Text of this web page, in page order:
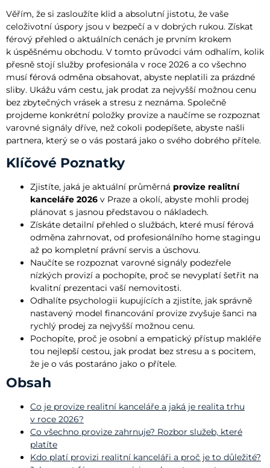
Věřím, že si zasloužíte klid a absolutní jistotu, že vaše
celoživotní úspory jsou v bezpečí a v dobrých rukou. Získat
férový přehled o aktuálních cenách je prvním krokem
k úspěšnému obchodu. V tomto průvodci vám odhalím, kolik
přesně stojí služby profesionála v roce 2026 a co všechno
musí férová odměna obsahovat, abyste neplatili za prázdné
sliby. Ukážu vám cestu, jak prodat za nejvyšší možnou cenu
bez zbytečných vrásek a stresu z neznáma. Společně
projdeme konkrétní položky provize a naučíme se rozpoznat
varovné signály dříve, než cokoli podepíšete, abyste našli
partnera, který se o vás postará jako o svého dobrého přítele.
Klíčové Poznatky
Zjistíte, jaká je aktuální průměrná provize realitní
kanceláře 2026 v Praze a okolí, abyste mohli prodej
plánovat s jasnou představou o nákladech.
Získáte detailní přehled o službách, které musí férová
odměna zahrnovat, od profesionálního home stagingu
až po kompletní právní servis a úschovu.
Naučíte se rozpoznat varovné signály podezřele
nízkých provizí a pochopíte, proč se nevyplatí šetřit na
kvalitní prezentaci vaší nemovitosti.
Odhalíte psychologii kupujících a zjistíte, jak správně
nastavený model financování provize zvyšuje šanci na
rychlý prodej za nejvyšší možnou cenu.
Pochopíte, proč je osobní a empatický přístup makléře
tou nejlepší cestou, jak prodat bez stresu a s pocitem,
že je o vás postaráno jako o přítele.
Obsah
Co je provize realitní kanceláře a jaká je realita trhu
v roce 2026?
Co všechno provize zahrnuje? Rozbor služeb, které
platíte
Kdo platí provizi realitní kanceláři a proč je to důležité?